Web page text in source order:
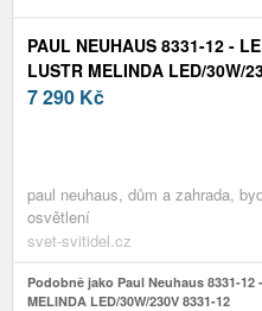
PAUL NEUHAUS 8331-12 -
LUSTR MELINDA LED/30W/
7 290 Kč
paul neuhaus, dům a zahrada,
osvětlení
svet-svitidel.cz
Podobně jako Paul Neuhaus 8331-
MELINDA LED/30W/230V 8331-12